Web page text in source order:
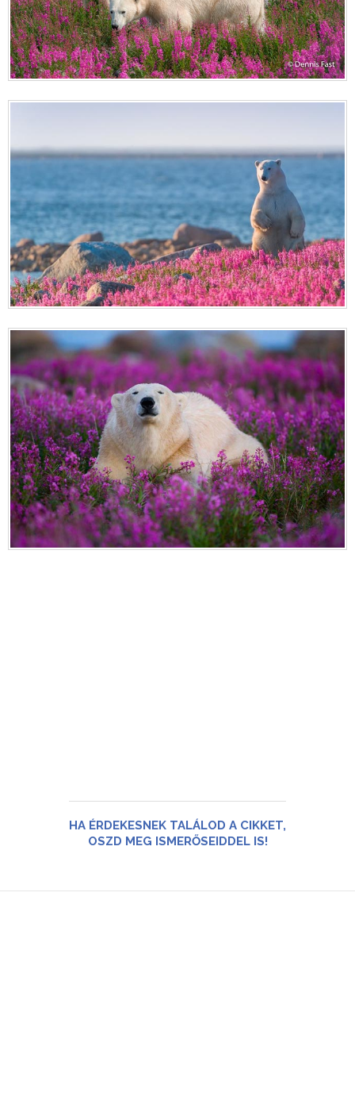
HA ÉRDEKESNEK TALÁLOD A CIKKET,
OSZD MEG ISMERŐSEIDDEL IS!